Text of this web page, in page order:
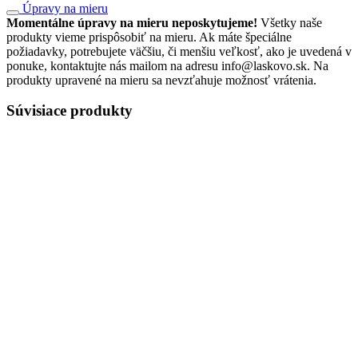
Úpravy na mieru
Momentálne úpravy na mieru neposkytujeme! Všetky naše
produkty vieme prispôsobiť na mieru. Ak máte špeciálne
požiadavky, potrebujete väčšiu, či menšiu veľkosť, ako je uvedená v
ponuke, kontaktujte nás mailom na adresu info@laskovo.sk. Na
produkty upravené na mieru sa nevzťahuje možnosť vrátenia.
Súvisiace produkty